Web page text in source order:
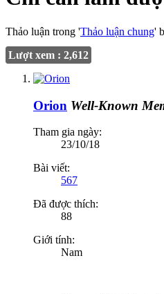
Thảo luận trong 'Thảo luận chung'
Lượt xem : 2,612
Orion Well-Known
Tham gia ngày:
23/10/18
Bài viết:
567
Đã được thích:
88
Giới tính:
Nam